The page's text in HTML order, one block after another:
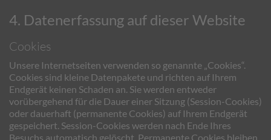
4. Datenerfassung auf dieser Website
Cookies
Unsere Internetseiten verwenden so genannte „Cookies“.
Cookies sind kleine Datenpakete und richten auf Ihrem
Endgerät keinen Schaden an. Sie werden entweder
vorübergehend für die Dauer einer Sitzung (Session-Cookies)
oder dauerhaft (permanente Cookies) auf Ihrem Endgerät
gespeichert. Session-Cookies werden nach Ende Ihres
Besuchs automatisch gelöscht. Permanente Cookies bleiben